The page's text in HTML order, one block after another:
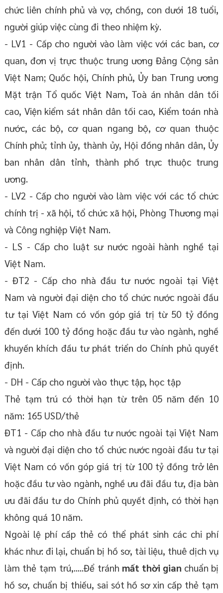
chức liên chính phủ và vợ, chồng, con dưới 18 tuổi,
người giúp việc cùng đi theo nhiệm kỳ.
- LV1 - Cấp cho người vào làm việc với các ban, cơ
quan, đơn vị trực thuộc trung ương Đảng Cộng sản
Việt Nam; Quốc hội, Chính phủ, Ủy ban Trung ương
Mặt trận Tổ quốc Việt Nam, Toà án nhân dân tối
cao, Viện kiểm sát nhân dân tối cao, Kiểm toán nhà
nước, các bộ, cơ quan ngang bộ, cơ quan thuộc
Chính phủ; tỉnh ủy, thành ủy, Hội đồng nhân dân, Ủy
ban nhân dân tỉnh, thành phố trực thuộc trung
ương.
- LV2 - Cấp cho người vào làm việc với các tổ chức
chính trị - xã hội, tổ chức xã hội, Phòng Thương mại
và Công nghiệp Việt Nam.
- LS - Cấp cho luật sư nước ngoài hành nghề tại
Việt Nam.
- ĐT2 - Cấp cho nhà đầu tư nước ngoài tại Việt
Nam và người đại diện cho tổ chức nước ngoài đầu
tư tại Việt Nam có vốn góp giá trị từ 50 tỷ đồng
đến dưới 100 tỷ đồng hoặc đầu tư vào ngành, nghề
khuyến khích đầu tư phát triển do Chính phủ quyết
định.
- DH - Cấp cho người vào thực tập, học tập
Thẻ tạm trú có thời hạn từ trên 05 năm đến 10
năm: 165 USD/thẻ
ĐT1 - Cấp cho nhà đầu tư nước ngoài tại Việt Nam
và người đại diện cho tổ chức nước ngoài đầu tư tại
Việt Nam có vốn góp giá trị từ 100 tỷ đồng trở lên
hoặc đầu tư vào ngành, nghề ưu đãi đầu tư, địa bàn
ưu đãi đầu tư do Chính phủ quyết định, có thời hạn
không quá 10 năm.
Ngoài lệ phí cấp thẻ có thể phát sinh các chi phí
khác như: đi lại, chuẩn bị hồ sơ, tài liệu, thuê dịch vụ
làm thẻ tạm trú,.....Để tránh mất thời gian chuẩn bị
hồ sơ, chuẩn bị thiếu, sai sót hồ sơ xin cấp thẻ tạm